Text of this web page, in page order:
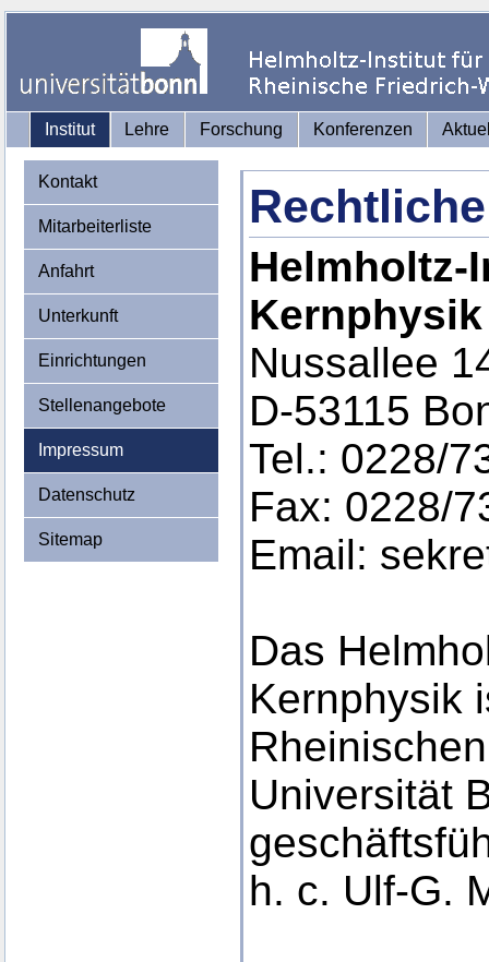
Institut Lehre Forschung Konferenzen
Kontakt
Mitarbeiterliste
Anfahrt
Unterkunft
Einrichtungen
Stellenangebote
Impressum
Datenschutz
Sitemap
Helmholtz-
Kernphysik
Nussallee
D-53115
Tel.: 0228/
Fax: 0228/
Email:
Das
Kernphysik
Universität
h. c. Ulf-G.